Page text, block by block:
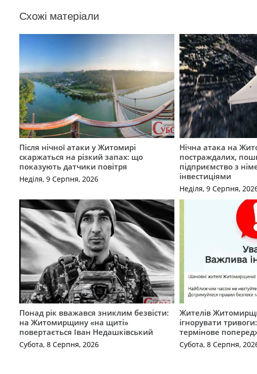
Схожі матеріали
Після нічної атаки у Житомирі
скаржаться на різкий запах: що
показують датчики повітря
Неділя, 9 Серпня, 2026
Нічна атака на
постраждалих,
підприємство з
інвестиціями
Неділя, 9 Серпня,
Понад рік вважався зниклим безвісти:
на Житомирщину «на щиті»
повертається Іван Недашківський
Субота, 8 Серпня, 2026
Жителів
ігнорувати
термінове
Субота, 8 Серпня,